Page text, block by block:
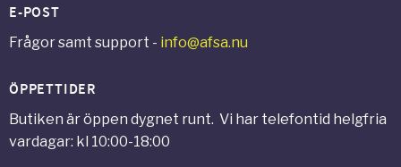
E-POST
Frågor samt support - info@afsa.nu
ÖPPETTIDER
Butiken är öppen dygnet runt. Vi har telefontid helgfria
vardagar: kl 10:00-18:00